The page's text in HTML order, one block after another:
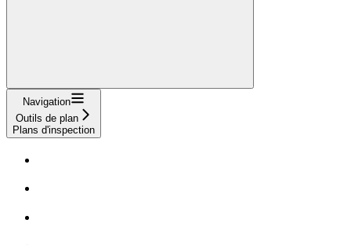
Navigation
Outils de plan
Plans d'inspection